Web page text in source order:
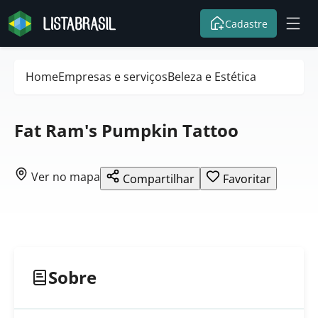
Cadastre
HomeEmpresas e serviçosBeleza e Estética
Fat Ram's Pumpkin Tattoo
Ver no mapa Compartilhar Favoritar
Sobre